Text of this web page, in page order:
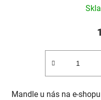
Mandle u nás na e-